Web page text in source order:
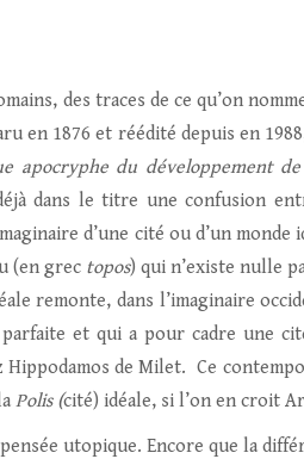
des traces de ce qu’on
en 1876 et réédité depuis en
apocryphe du développement
dans le titre une confusion
d’une cité ou d’un
(en grec topos) qui n’existe nulle
remonte, dans l’imaginaire
et qui a pour cadre une
de Milet. Ce
Polis (cité) idéale, si l’on en croit
utopique. Encore que la